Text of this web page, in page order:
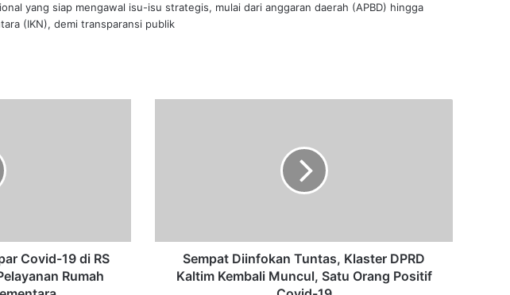
yang siap mengawal isu-isu strategis, mulai dari anggaran daerah (APBD) hingga
(IKN), demi transparansi publik
Covid-19 di RS
Rumah
Satu
Orang
Positif
Sempat Diinfokan Tuntas, Klaster DPRD
Kaltim Kembali Muncul, Satu Orang Positif